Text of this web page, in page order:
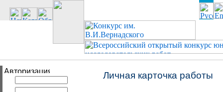
Личная карточка работы